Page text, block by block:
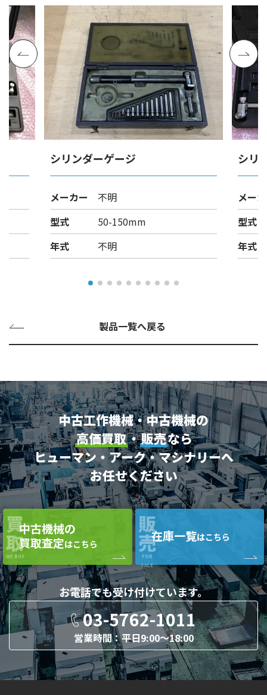
シリンダーゲージ
メーカー
不明
型式
50-150mm
年式
不明
シリ
メー
型式
年式
製品一覧へ戻る
中古工作機械・中古機械の
高価買取・販売なら
ヒューマン・アーク・マシナリーへ
お任せください
買
取
WE BUY
中古機械の
買取査定はこちら
販
売
FOR
SALE
在庫一覧はこちら
お電話でも受け付けています。
03-5762-1011
営業時間：平日9:00〜18:00